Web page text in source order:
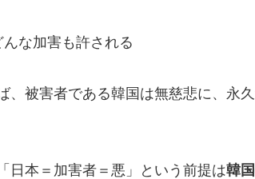
な加害も許される
、被害者である韓国は無慈悲に、永
日本＝加害者＝悪」という前提は韓